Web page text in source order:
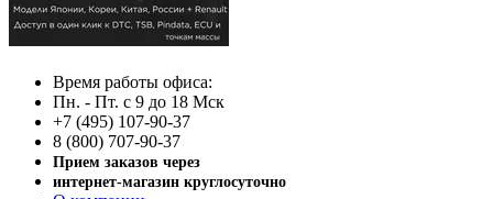
Время работы офиса:
Пн. - Пт. с 9 до 18 Мск
+7 (495) 107-90-37
8 (800) 707-90-37
Прием заказов через
интернет-магазин круглосуточно